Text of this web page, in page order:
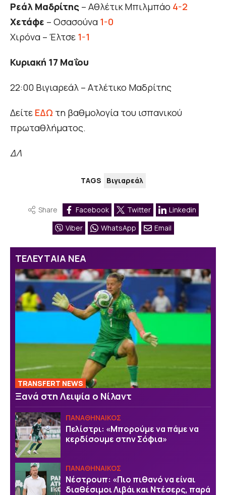
Ρεάλ Μαδρίτης – Αθλέτικ Μπιλμπάο 4-2
Χετάφε – Οσασούνα 1-0
Χιρόνα – Έλτσε 1-1
Κυριακή 17 Μαΐου
22:00 Βιγιαρεάλ – Ατλέτικο Μαδρίτης
Δείτε ΕΔΩ τη βαθμολογία του ισπανικού
πρωταθλήματος.
ΔΛ
TAGS Βιγιαρεάλ
Share Facebook Twitter
Linkedin
Viber
WhatsApp Email
ΤΕΛΕΥΤΑΙΑ ΝΕΑ
TRANSFERT NEWS
Ξανά στη Λειψία ο Νίλαντ
ΠΑΝΑΘΗΝΑΙΚΟΣ
Πελίστρι: «Μπορούμε να πάμε να
κερδίσουμε στην Σόφια»
ΠΑΝΑΘΗΝΑΙΚΟΣ
Νέστρουπ: «Πιο πιθανό να είναι
διαθέσιμοι Λιβάι και Ντέσερς, παρά